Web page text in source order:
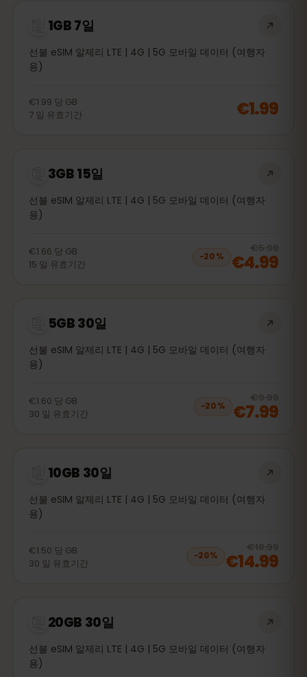
1GB 7일
선불 eSIM 알제리 LTE | 4G | 5G 모바일 데이터 (여행자
용)
€1.99 당 GB
7 일 유효기간 €1.99
3GB 15일
선불 eSIM 알제리 LTE | 4G | 5G 모바일 데이터 (여행자
용)
€1.66 당 GB
15 일 유효기간
−20%
€5.99
€4.99
5GB 30일
선불 eSIM 알제리 LTE | 4G | 5G 모바일 데이터 (여행자
용)
€1.60 당 GB
30 일 유효기간
−20%
€9.99
€7.99
10GB 30일
선불 eSIM 알제리 LTE | 4G | 5G 모바일 데이터 (여행자
용)
€1.50 당 GB
30 일 유효기간
−20%
€18.99
€14.99
20GB 30일
선불 eSIM 알제리 LTE | 4G | 5G 모바일 데이터 (여행자
용)